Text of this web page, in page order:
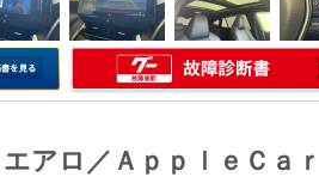
ロ／ＡｐｐｌｅＣａ